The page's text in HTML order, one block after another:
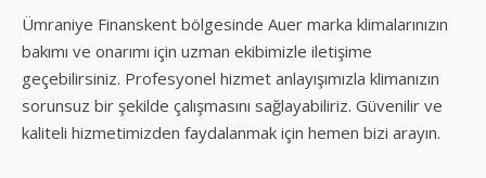
Ümraniye Finanskent bölgesinde Auer marka klimalarınızın
bakımı ve onarımı için uzman ekibimizle iletişime
geçebilirsiniz. Profesyonel hizmet anlayışımızla klimanızın
sorunsuz bir şekilde çalışmasını sağlayabiliriz. Güvenilir ve
kaliteli hizmetimizden faydalanmak için hemen bizi arayın.